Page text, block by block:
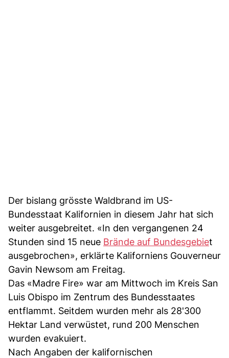
Der bislang grösste Waldbrand im US-
Bundesstaat Kalifornien in diesem Jahr hat sich
weiter ausgebreitet. «In den vergangenen 24
Stunden sind 15 neue Brände auf Bundesgebiet
ausgebrochen», erklärte Kaliforniens Gouverneur
Gavin Newsom am Freitag.
Das «Madre Fire» war am Mittwoch im Kreis San
Luis Obispo im Zentrum des Bundesstaates
entflammt. Seitdem wurden mehr als 28'300
Hektar Land verwüstet, rund 200 Menschen
wurden evakuiert.
Nach Angaben der kalifornischen